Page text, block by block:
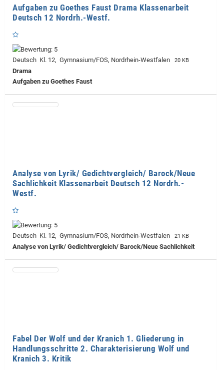
Aufgaben zu Goethes Faust Drama Klassenarbeit
Deutsch 12 Nordrh.-Westf.
Deutsch Kl. 12, Gymnasium/FOS, Nordrhein-Westfalen 20 KB
Drama
Aufgaben zu Goethes Faust
Analyse von Lyrik/ Gedichtvergleich/ Barock/Neue
Sachlichkeit Klassenarbeit Deutsch 12 Nordrh.-
Westf.
Deutsch Kl. 12, Gymnasium/FOS, Nordrhein-Westfalen 21 KB
Analyse von Lyrik/ Gedichtvergleich/ Barock/Neue Sachlichkeit
Fabel Der Wolf und der Kranich 1. Gliederung in
Handlungsschritte 2. Charakterisierung Wolf und
Kranich 3. Kritik